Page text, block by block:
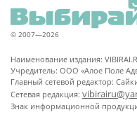
© 2007—2026
Наименование издания:
Учредитель: ООО «Алое Поле
Главный сетевой редактор:
Сетевая редакция:
Знак информационной